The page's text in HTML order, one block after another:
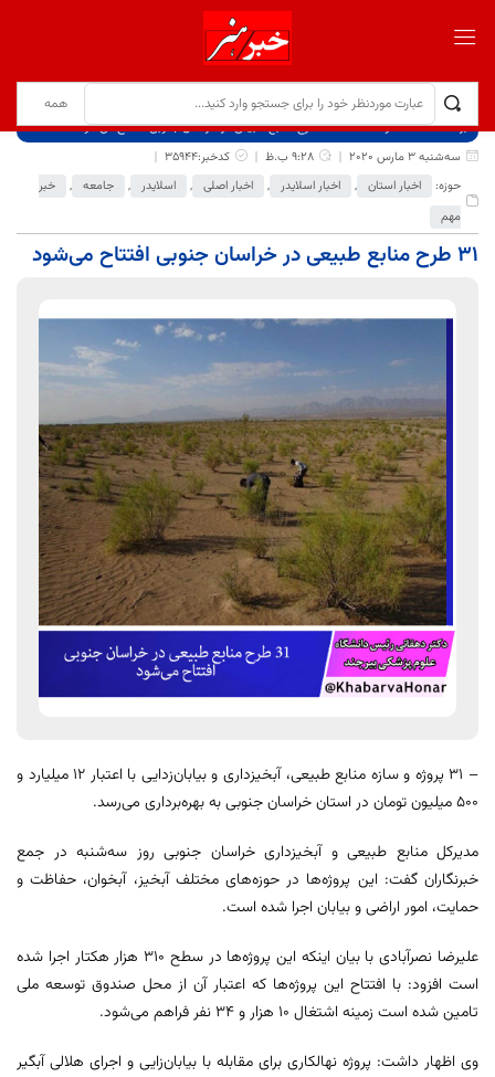
برگ نخست نوشته‌ها
۳۱ طرح منابع طبیعی در خراسان جنوبی افتتاح می‌شود
سه‌شنبه 3 مارس 2020
9:28 ب.ظ
کدخبر:35944
حوزه:
اخبار استان , اخبار اسلایدر , اخبار اصلی , اسلایدر , جامعه ,
خبر
مهم
۳۱ طرح منابع طبیعی در خراسان جنوبی افتتاح می‌شود
– ۳۱ پروژه و سازه منابع طبیعی، آبخیزداری و بیابان‌زدایی با اعتبار ۱۲ میلیارد و
۵۰۰ میلیون تومان در استان خراسان جنوبی به بهره‌برداری می‌رسد.
مدیرکل منابع طبیعی و آبخیزداری خراسان جنوبی روز سه‌شنبه در جمع
خبرنگاران گفت: این پروژه‌ها در حوزه‌های مختلف آبخیز، آبخوان، حفاظت و
حمایت، امور اراضی و بیابان اجرا شده است.
علیرضا نصرآبادی با بیان اینکه این پروژه‌ها در سطح ۳۱۰ هزار هکتار اجرا شده
است افزود: با افتتاح این پروژه‌ها که اعتبار آن از محل صندوق توسعه ملی
تامین شده است زمینه اشتغال ۱۰ هزار و ۳۴ نفر فراهم می‌شود.
وی اظهار داشت: پروژه نهالکاری برای مقابله با بیابان‌زایی و اجرای هلالی آبگیر